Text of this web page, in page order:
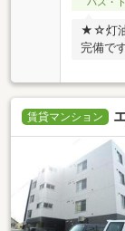
★☆灯油
完備で
賃貸マンション